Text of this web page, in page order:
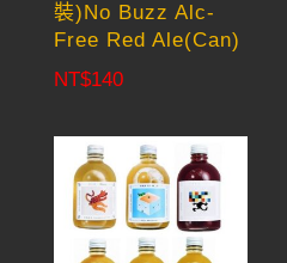
裝)No Buzz Alc-
Free Red Ale(Can)
NT$140